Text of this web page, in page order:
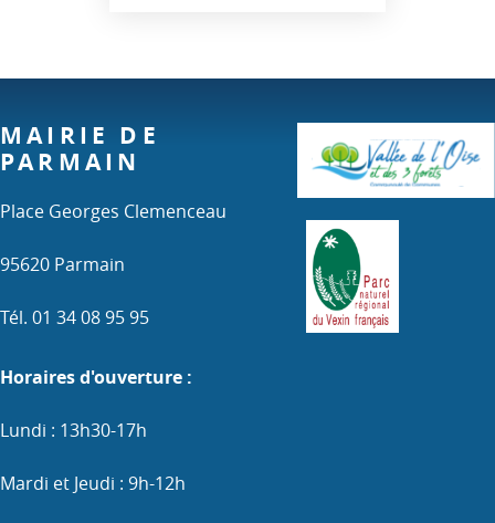
MAIRIE DE
PARMAIN
Place Georges Clemenceau
95620 Parmain
Tél. 01 34 08 95 95
Horaires d'ouverture :
Lundi : 13h30-17h
Mardi et Jeudi : 9h-12h